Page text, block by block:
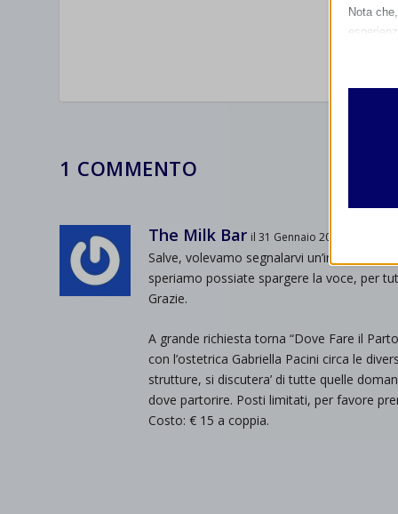
1 COMMENTO
The Milk Bar il 31 Gennaio 2014 alle 16:33
Salve, volevamo segnalarvi un’incontro
speriamo possiate spargere la voce, per
Grazie.
A grande richiesta torna “Dove Fare il
con l’ostetrica Gabriella Pacini circa le
strutture, si discutera’ di tutte quelle
dove partorire. Posti limitati, per favore
Costo: € 15 a coppia.
Nota
wp-
I
_ga
Altri
et-
wpc*